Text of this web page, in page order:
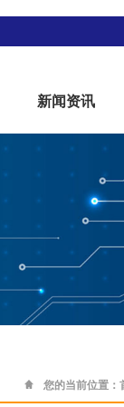
新闻资讯
您的当前位置：